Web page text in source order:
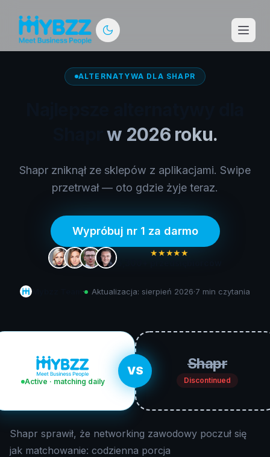
ALTERNATYWA DLA SHAPR
w 2026 roku.
Shapr zniknął ze sklepów z aplikacjami. Swipe
przetrwał — oto gdzie żyje teraz.
Wypróbuj nr 1 za darmo
★★★★★
· Aktualizacja: sierpień 2026·7 min czytania
Active · matching daily
VS Shapr
Discontinued
Shapr sprawił, że networking zawodowy poczuł się
jak matchowanie: codzienna porcja